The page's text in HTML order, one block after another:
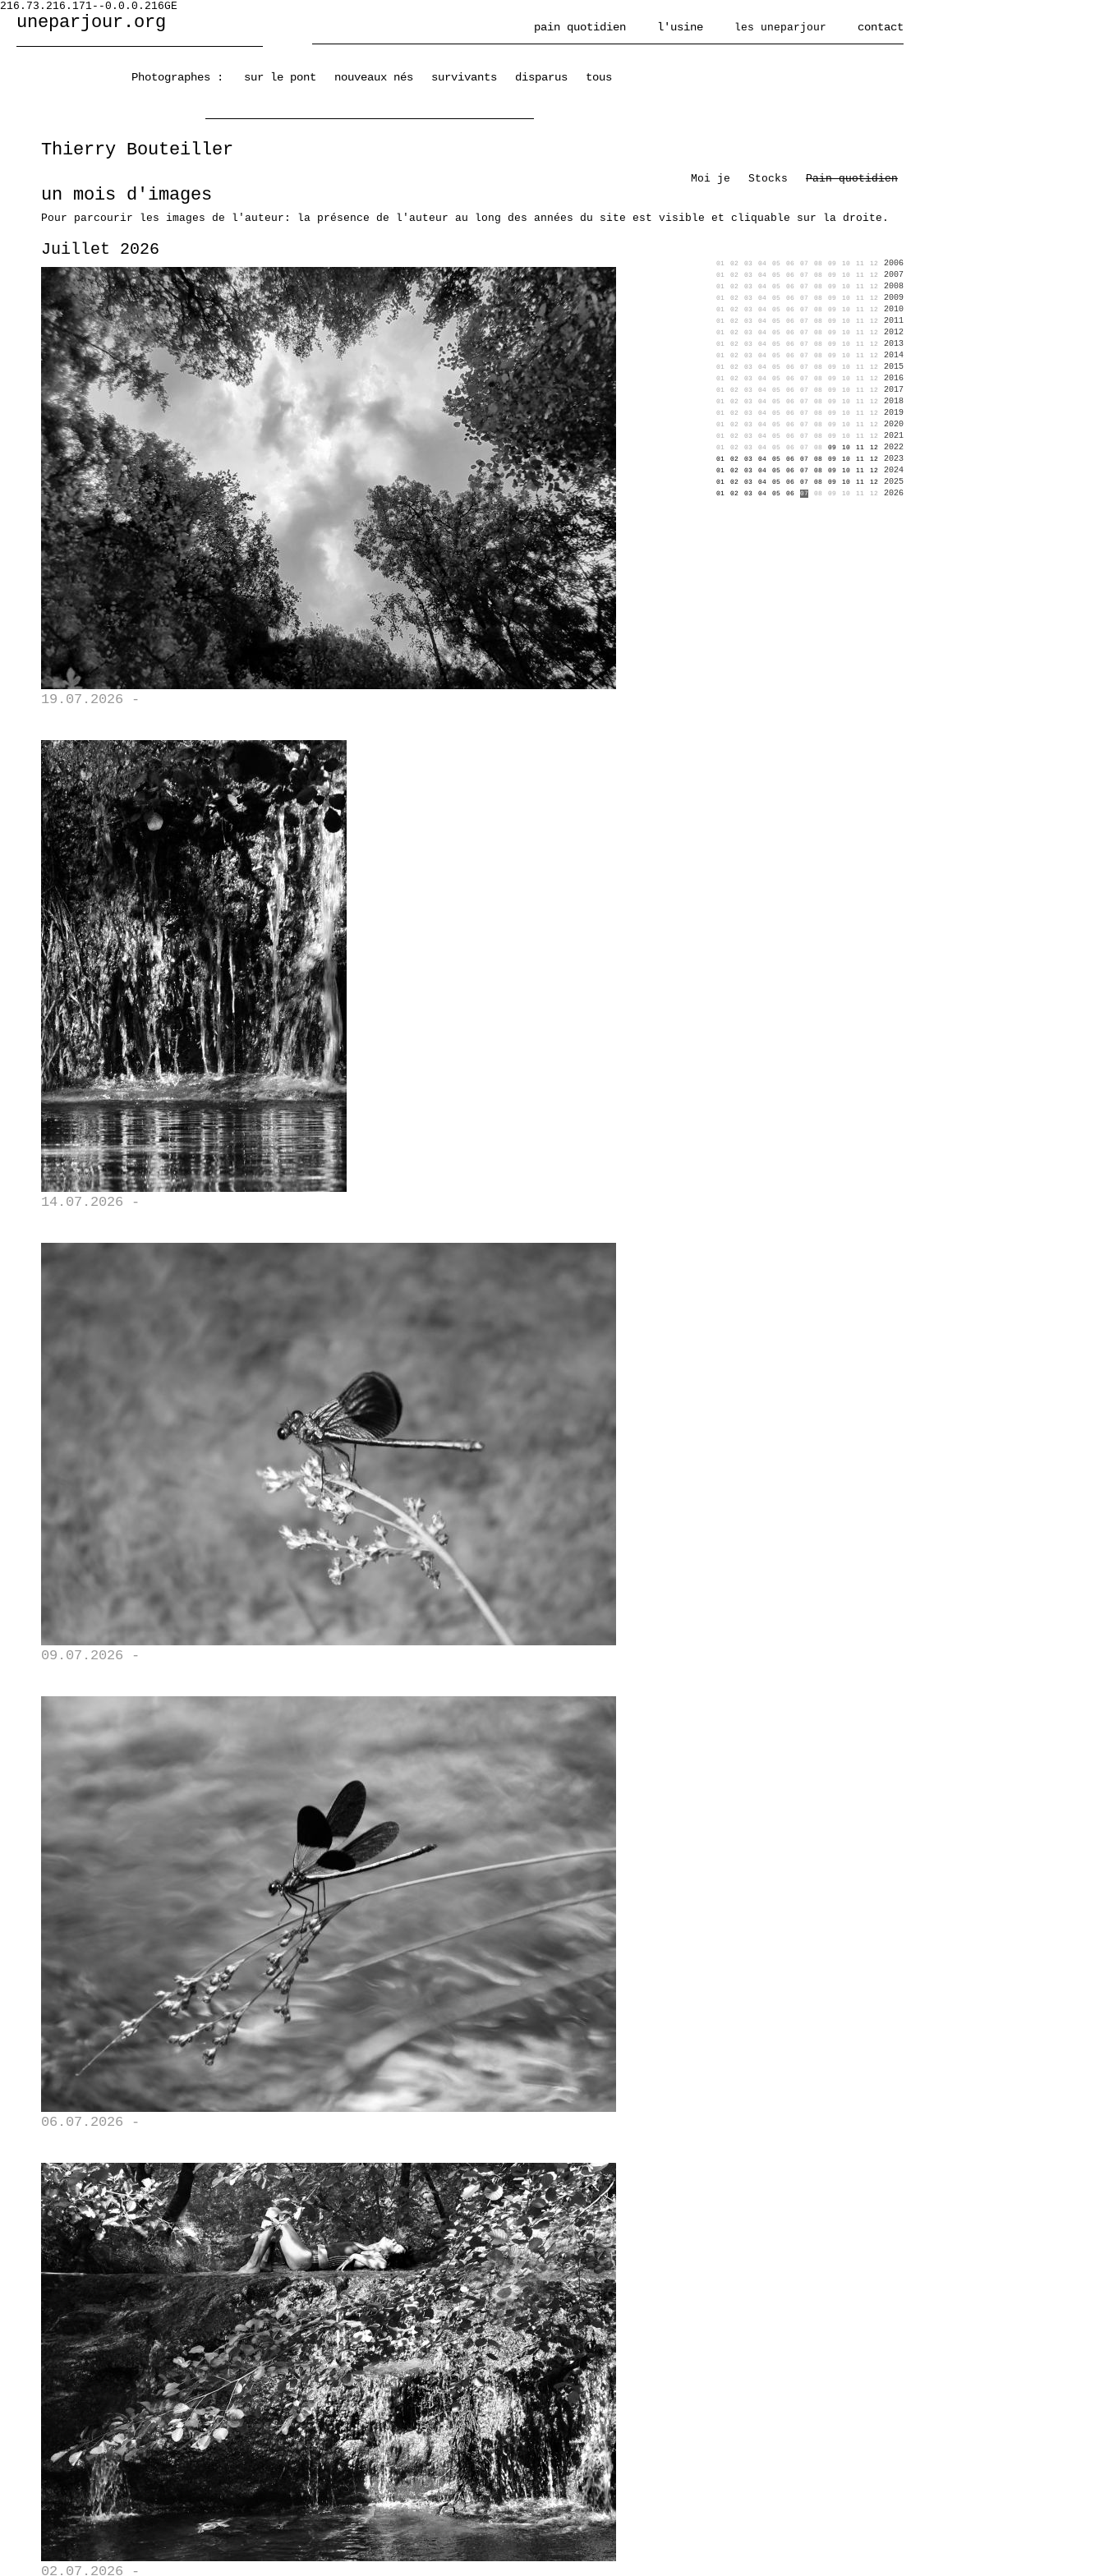
216.73.216.171--0.0.0.216GE
uneparjour.org pain quotidien l'usine les uneparjour contact
Photographes : sur le pont nouveaux nés survivants disparus tous
Thierry Bouteiller
Moi je Stocks Pain quotidien
un mois d'images
Pour parcourir les images de l'auteur: la présence de l'auteur au long des années du site est visible et cliquable sur la droite.
01 02 03 04 05 06 07 08 09 10 11 12 2006
01 02 03 04 05 06 07 08 09 10 11 12 2007
01 02 03 04 05 06 07 08 09 10 11 12 2008
01 02 03 04 05 06 07 08 09 10 11 12 2009
01 02 03 04 05 06 07 08 09 10 11 12 2010
01 02 03 04 05 06 07 08 09 10 11 12 2011
01 02 03 04 05 06 07 08 09 10 11 12 2012
01 02 03 04 05 06 07 08 09 10 11 12 2013
01 02 03 04 05 06 07 08 09 10 11 12 2014
01 02 03 04 05 06 07 08 09 10 11 12 2015
01 02 03 04 05 06 07 08 09 10 11 12 2016
01 02 03 04 05 06 07 08 09 10 11 12 2017
01 02 03 04 05 06 07 08 09 10 11 12 2018
01 02 03 04 05 06 07 08 09 10 11 12 2019
01 02 03 04 05 06 07 08 09 10 11 12 2020
01 02 03 04 05 06 07 08 09 10 11 12 2021
01 02 03 04 05 06 07 08 09 10 11 12 2022
01 02 03 04 05 06 07 08 09 10 11 12 2023
01 02 03 04 05 06 07 08 09 10 11 12 2024
01 02 03 04 05 06 07 08 09 10 11 12 2025
01 02 03 04 05 06 07 08 09 10 11 12 2026
Juillet 2026
19.07.2026 -
14.07.2026 -
09.07.2026 -
06.07.2026 -
02.07.2026 -